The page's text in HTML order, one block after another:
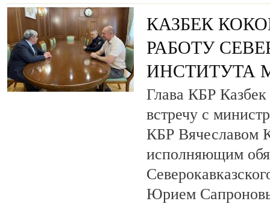
КАЗБЕК
РАБОТУ
ИНСТИТУТА
Глава КБР
встречу с
КБР Вячеславом
исполняющим
Юрием